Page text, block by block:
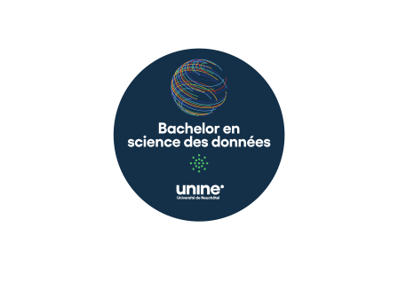
données
Le bachelor en science des données
développe des compétences de
spécialiste en science des données,
mais aussi des compétences dans
des métier spécifiques à travers des
cours libres (économie, statistique,
sciences naturelles, lettres, sciences